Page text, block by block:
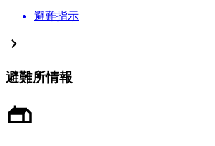
避難指示
避難所情報